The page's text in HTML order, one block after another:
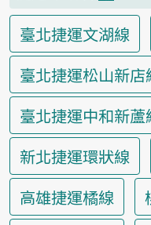
臺北捷運文湖線
臺北捷運松山新店
臺北捷運中和新蘆
新北捷運環狀線
高雄捷運橘線